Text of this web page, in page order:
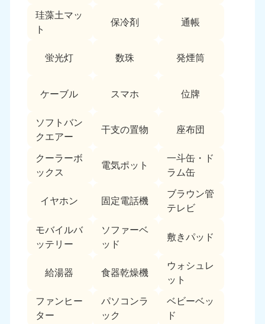
珪藻土マッ
ト
保冷剤 通帳
蛍光灯 数珠 発煙筒
ケーブル スマホ 位牌
ソフトバン
クエアー
干支の置物 座布団
クーラーボ
ックス
電気ポット
一斗缶・ド
ラム缶
イヤホン 固定電話機
ブラウン管
テレビ
モバイルバ
ッテリー
ソファーベ
ッド
敷きパッド
給湯器 食器乾燥機
ウォシュレ
ット
ファンヒー
ター
パソコンラ
ック
ベビーベッ
ド